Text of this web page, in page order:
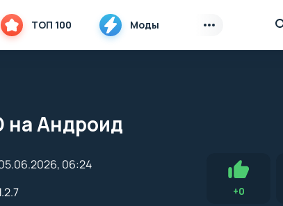
ТОП 100 Моды
на Андроид
06:24
+0